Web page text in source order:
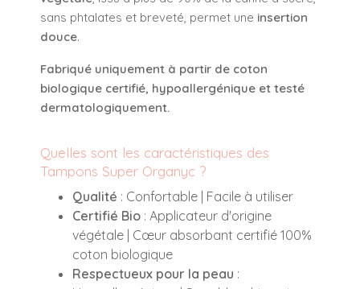
sans phtalates et breveté, permet une insertion
douce.
Fabriqué uniquement à partir de coton
biologique certifié, hypoallergénique et testé
dermatologiquement.
Quelles sont les caractéristiques des
Tampons Super Organyc ?
Qualité : Confortable | Facile à utiliser
Certifié Bio : Applicateur d'origine
végétale | Cœur absorbant certifié 100%
coton biologique
Respectueux pour la peau :